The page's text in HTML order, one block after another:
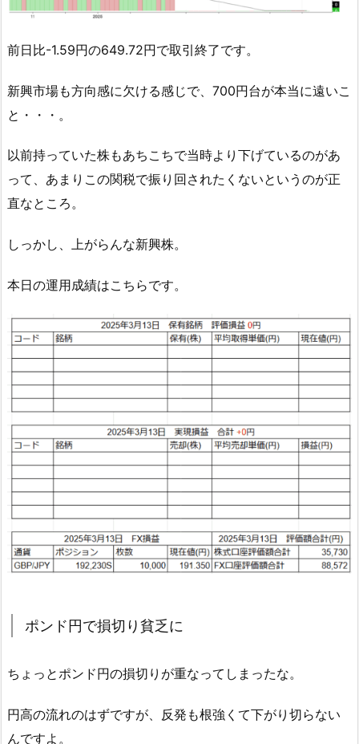
前日比-1.59円の649.72円で取引終了です。
新興市場も方向感に欠ける感じで、700円台が本当に遠いこ
と・・・。
以前持っていた株もあちこちで当時より下げているのがあ
って、あまりこの関税で振り回されたくないというのが正
直なところ。
しっかし、上がらんな新興株。
本日の運用成績はこちらです。
ポンド円で損切り貧乏に
ちょっとポンド円の損切りが重なってしまったな。
円高の流れのはずですが、反発も根強くて下がり切らない
んですよ。